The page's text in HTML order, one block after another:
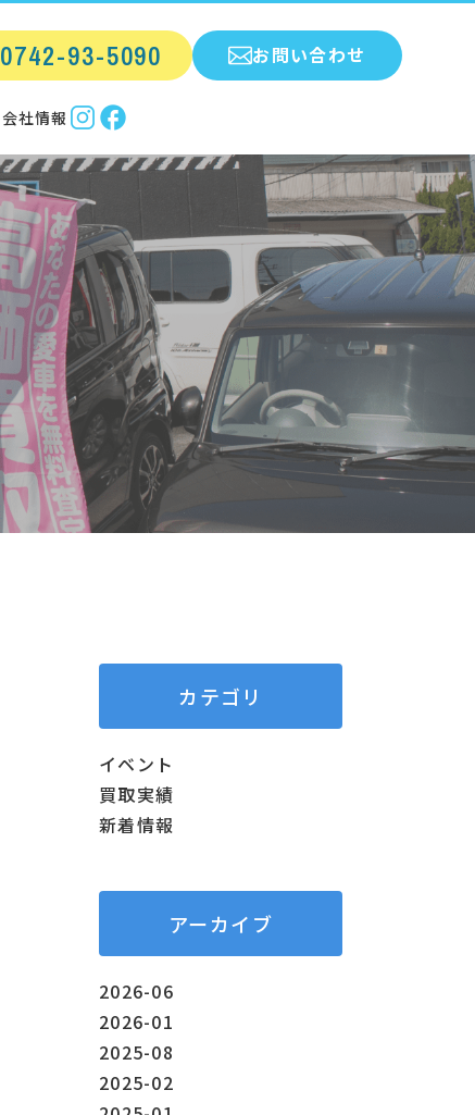
0742-93-5090 お問い合わせ
会社情報
カテゴリ
イベント
買取実績
新着情報
アーカイブ
2026-06
2026-01
2025-08
2025-02